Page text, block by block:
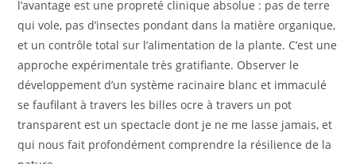
l’avantage est une propreté clinique absolue : pas de terre
qui vole, pas d’insectes pondant dans la matière organique,
et un contrôle total sur l’alimentation de la plante. C’est une
approche expérimentale très gratifiante. Observer le
développement d’un système racinaire blanc et immaculé
se faufilant à travers les billes ocre à travers un pot
transparent est un spectacle dont je ne me lasse jamais, et
qui nous fait profondément comprendre la résilience de la